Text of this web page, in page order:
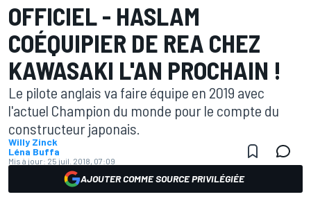
OFFICIEL - HASLAM
COÉQUIPIER DE REA CHEZ
KAWASAKI L'AN PROCHAIN !
Le pilote anglais va faire équipe en 2019 avec
l'actuel Champion du monde pour le compte du
constructeur japonais.
Willy Zinck
Léna Buffa
Mis à jour: 25 juil. 2018, 07:09
AJOUTER COMME SOURCE PRIVILÉGIÉE